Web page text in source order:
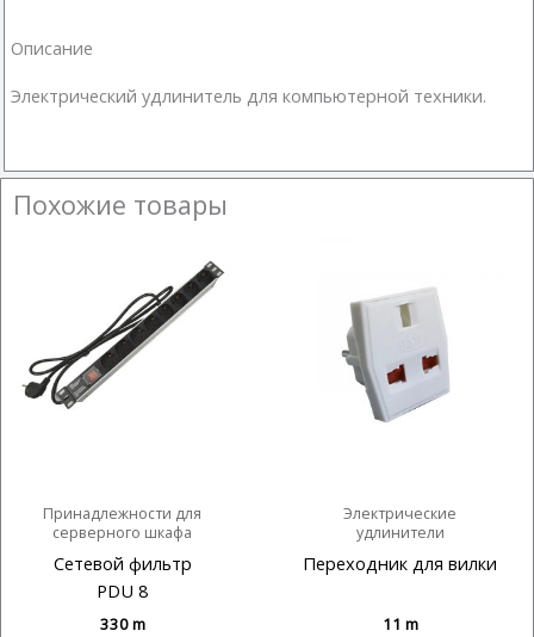
Описание
Электрический удлинитель для компьютерной техники.
Похожие товары
Принадлежности для
серверного шкафа
Сетевой фильтр
PDU 8
330m
Электрические
удлинители
Переходник для вилки
11 m